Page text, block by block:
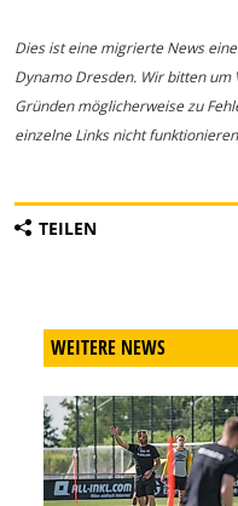
Dies ist eine migrierte News
Dynamo Dresden. Wir bitten um
Gründen möglicherweise zu
einzelne Links nicht
TEILEN
WEITERE NEWS